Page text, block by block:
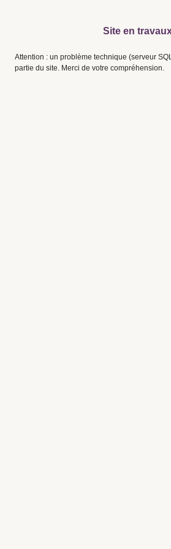
Site en
Attention : un problème technique (serveur
partie du site. Merci de votre compréhension.